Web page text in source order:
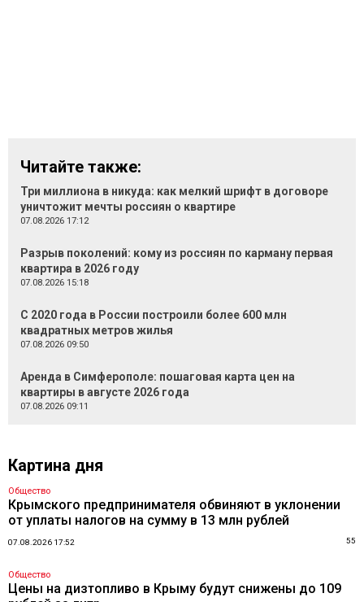
Читайте также:
Три миллиона в никуда: как мелкий шрифт в договоре
уничтожит мечты россиян о квартире
07.08.2026 17:12
Разрыв поколений: кому из россиян по карману первая
квартира в 2026 году
07.08.2026 15:18
С 2020 года в России построили более 600 млн
квадратных метров жилья
07.08.2026 09:50
Аренда в Симферополе: пошаговая карта цен на
квартиры в августе 2026 года
07.08.2026 09:11
Картина дня
Общество
Крымского предпринимателя обвиняют в уклонении
от уплаты налогов на сумму в 13 млн рублей
07.08.2026 17:52 55
Общество
Цены на дизтопливо в Крыму будут снижены до 109